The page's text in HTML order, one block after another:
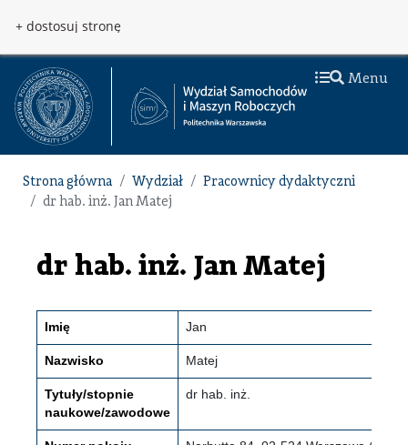
+ dostosuj stronę
Menu
Strona główna Wydział
Pracownicy dydaktyczni
dr hab. inż. Jan Matej
dr hab. inż. Jan Matej
Imię Jan
Nazwisko Matej
Tytuły/stopnie
naukowe/zawodowe
dr hab. inż.